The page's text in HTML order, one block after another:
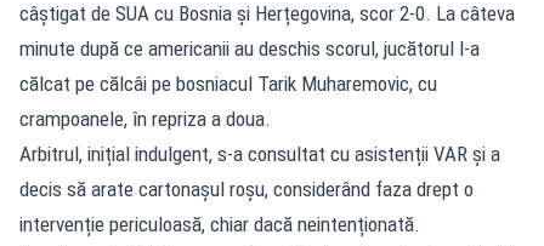
câștigat de SUA cu Bosnia și Herțegovina, scor 2-0. La câteva
minute după ce americanii au deschis scorul, jucătorul l-a
călcat pe călcâi pe bosniacul Tarik Muharemovic, cu
crampoanele, în repriza a doua.
Arbitrul, inițial indulgent, s-a consultat cu asistenții VAR și a
decis să arate cartonașul roșu, considerând faza drept o
intervenție periculoasă, chiar dacă neintenționată.